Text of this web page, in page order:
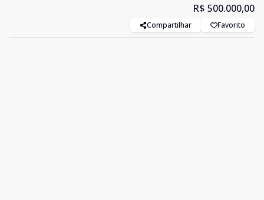
R$ 500.000,00
Compartilhar Favorito